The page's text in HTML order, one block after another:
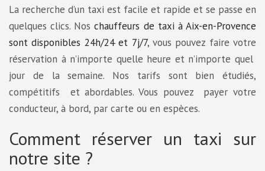
La recherche d’un taxi est facile et rapide et se passe en
quelques clics. Noschauffeurs de taxi à Aix-en-Provence
sont disponibles 24h/24 et 7j/7, vous pouvez faire votre
réservation à n’importe quelle heure et n’importe quel
jour de la semaine. Nos tarifs sont bien étudiés,
compétitifs et abordables. Vous pouvez payer votre
conducteur, à bord, par carte ou en espèces.
Comment réserver un taxi sur
notre site ?